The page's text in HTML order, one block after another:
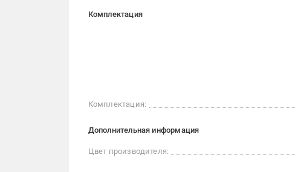
Комплектация
Комплектация:
Дополнительная информация
Цвет производителя: